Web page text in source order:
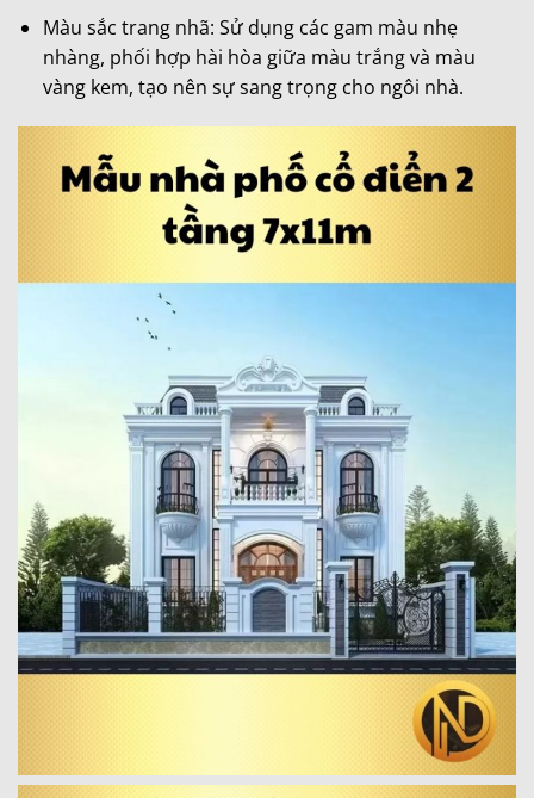
Màu sắc trang nhã: Sử dụng các gam màu nhẹ
nhàng, phối hợp hài hòa giữa màu trắng và màu
vàng kem, tạo nên sự sang trọng cho ngôi nhà.